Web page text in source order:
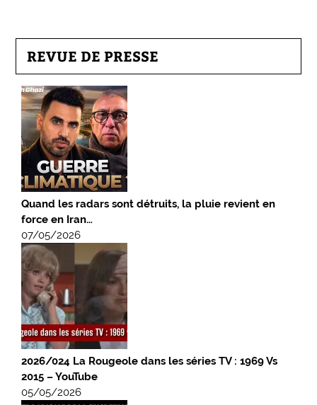
REVUE DE PRESSE
Quand les radars sont détruits, la pluie revient en
force en Iran…
07/05/2026
2026/024 La Rougeole dans les séries TV : 1969 Vs
2015 – YouTube
05/05/2026